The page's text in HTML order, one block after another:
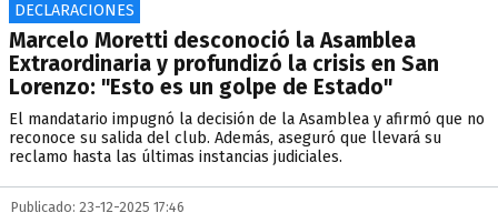
DECLARACIONES
Marcelo Moretti desconoció la Asamblea
Extraordinaria y profundizó la crisis en San
Lorenzo: "Esto es un golpe de Estado"
El mandatario impugnó la decisión de la Asamblea y afirmó que no
reconoce su salida del club. Además, aseguró que llevará su
reclamo hasta las últimas instancias judiciales.
Publicado: 23-12-2025 17:46